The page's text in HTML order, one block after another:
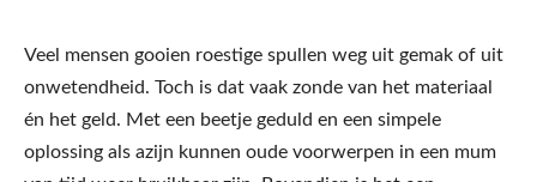
Veel mensen gooien roestige spullen weg uit gemak of uit
onwetendheid. Toch is dat vaak zonde van het materiaal
én het geld. Met een beetje geduld en een simpele
oplossing als azijn kunnen oude voorwerpen in een mum